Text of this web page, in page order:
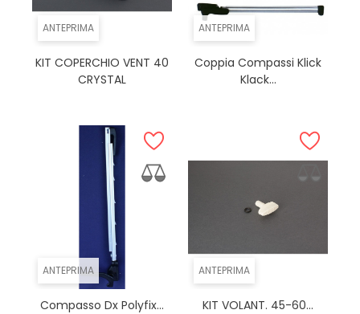
ANTEPRIMA
KIT COPERCHIO VENT 40
CRYSTAL
ANTEPRIMA
Coppia Compassi Klick
Klack...
ANTEPRIMA
Compasso Dx Polyfix...
ANTEPRIMA
KIT VOLANT. 45-60...